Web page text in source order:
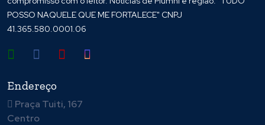
POSSO NAQUELE QUE ME FORTALECE" CNPJ
41.365.580.0001.06
Endereço
Praça Tuiti, 167
Centro